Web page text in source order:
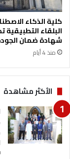
كلية الذكاء
البلقاء
شهادة ضمان
منذ 4 أيام
الأكثر مشاهدة